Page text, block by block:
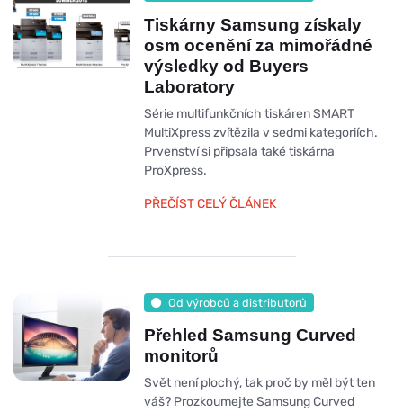
Tiskárny Samsung získaly
osm ocenění za mimořádné
výsledky od Buyers
Laboratory
Série multifunkčních tiskáren SMART
MultiXpress zvítězila v sedmi kategoriích.
Prvenství si připsala také tiskárna
ProXpress.
PŘEČÍST CELÝ ČLÁNEK
Od výrobců a distributorů
Přehled Samsung Curved
monitorů
Svět není plochý, tak proč by měl být ten
váš? Prozkoumejte Samsung Curved